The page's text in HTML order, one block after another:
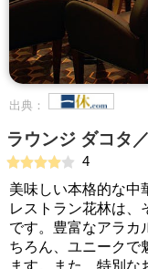
出典：
ラウンジ ダコタ
4
美味しい本格的な中
レストラン花林は、
です。豊富なアラカ
ちろん、ユニークで
ます。また、特別な